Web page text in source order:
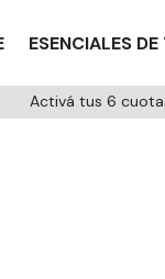
ESENCIALES
Activá tus 6